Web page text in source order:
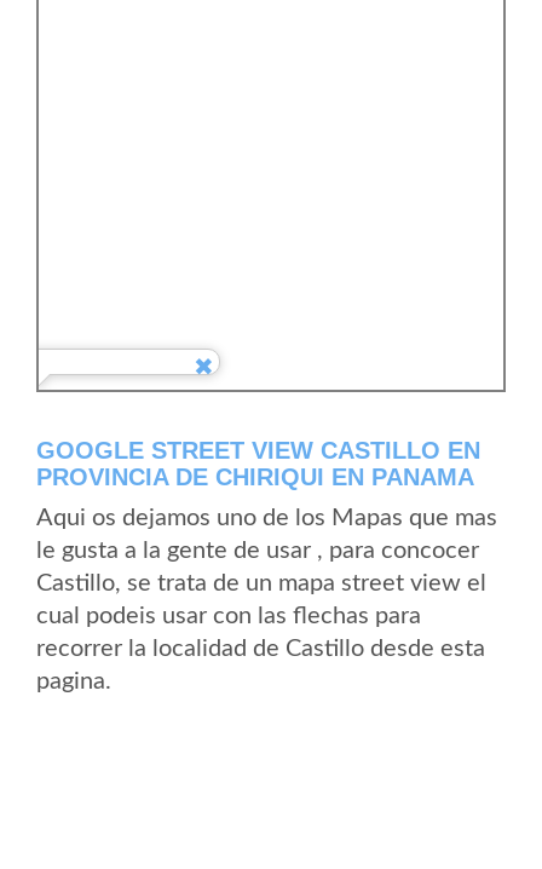
GOOGLE STREET VIEW CASTILLO EN
PROVINCIA DE CHIRIQUI EN PANAMA
Aqui os dejamos uno de los Mapas que mas
le gusta a la gente de usar , para concocer
Castillo, se trata de un mapa street view el
cual podeis usar con las flechas para
recorrer la localidad de Castillo desde esta
pagina.